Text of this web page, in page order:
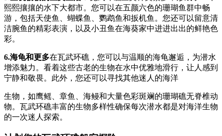
熙熙攘攘的水下大都市。您可以在五颜六色的珊瑚鱼群中畅
游，包括天使鱼、蝴蝶鱼、鹦鹉鱼和扳机鱼。您还可以留意清
洁腕鱼的精彩表演，以及小丑鱼在海葵家中进进出出的鲜艳色
彩。
6.海龟和更多在瓦武环礁，您可以与温顺的海龟邂逅，为潜水
增添魅力。看着这些古老的生物在水中优雅地滑行，让人感到
宁静和敬畏。此外，您还可以寻找其他迷人的海洋
生物，如鹰鳐、章鱼、海鳗和大量色彩斑斓的珊瑚礁无脊椎动
物。瓦武环礁丰富的生物多样性确保每次潜水都是对海洋生物
的一次迷人探索。